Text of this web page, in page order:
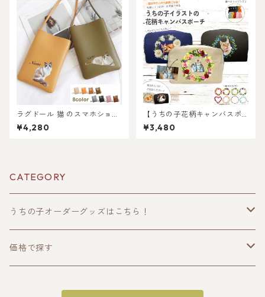
ピングあり！ギフトやプレゼ
ントにも！
ト/ギフト/ラッピングあり）写
真からオリジナルイラストを
作成！猫好き・犬好き・うち
の子好きにおすすめ！
ラグドール 猫 のスマホショル
ダーミニバッグ / ネコ好き必
見！注目のミニショルダーバ
¥4,280
【うちの子花柄キャンバスポ
ーチ】愛猫 の オーダーメイド
で作る！ 世界に1つだけの愛猫
¥3,480
CATEGORY
うちの子オーダーグッズはこちら！
うちの子トップス
価格で探す